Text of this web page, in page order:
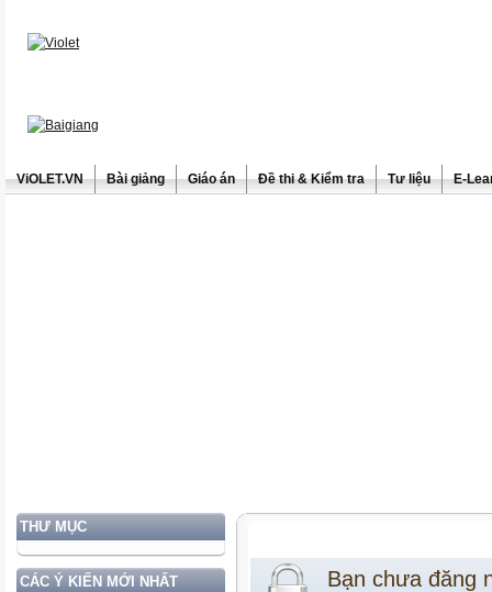
ViOLET.VN Bài giảng Giáo án Đề thi & Kiểm tra Tư liệu E-
THƯ MỤC
CÁC Ý KIẾN MỚI NHẤT Bạn chưa đăng